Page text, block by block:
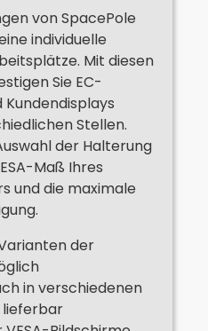
von SpacePole
individuelle
Mit diesen
Sie EC-
Stellen.
der Halterung
Maß Ihres
und die maximale
der
in verschiedenen